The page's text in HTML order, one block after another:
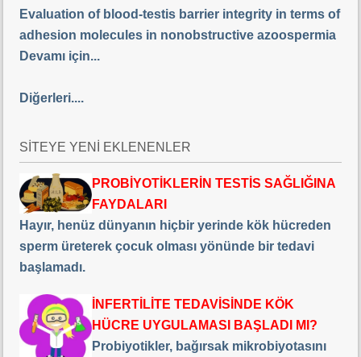
Evaluation of blood-testis barrier integrity in terms of
adhesion molecules in nonobstructive azoospermia
Devamı için...
Diğerleri....
SİTEYE YENİ EKLENENLER
PROBİYOTİKLERİN TESTİS SAĞLIĞINA
FAYDALARI
Hayır, henüz dünyanın hiçbir yerinde kök hücreden
sperm üreterek çocuk olması yönünde bir tedavi
başlamadı.
İNFERTİLİTE TEDAVİSİNDE KÖK
HÜCRE UYGULAMASI BAŞLADI MI?
Probiyotikler, bağırsak mikrobiyotasını